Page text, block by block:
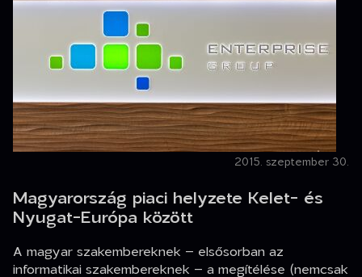
2015. szeptember 30.
Magyarország piaci helyzete Kelet- és
Nyugat-Európa között
A magyar szakembereknek – elsősorban az
informatikai szakembereknek – a megítélése (nemcsak